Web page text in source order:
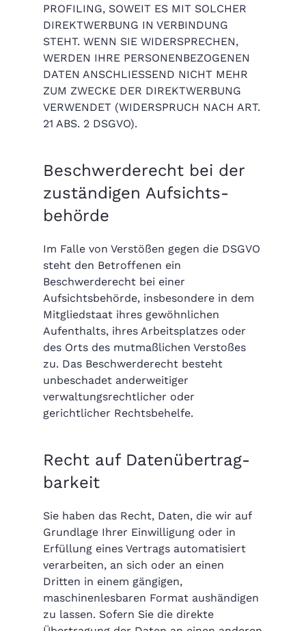
PROFILING, SOWEIT ES MIT SOLCHER
DIREKTWERBUNG IN VERBINDUNG
STEHT. WENN SIE WIDERSPRECHEN,
WERDEN IHRE PERSONENBEZOGENEN
DATEN ANSCHLIESSEND NICHT MEHR
ZUM ZWECKE DER DIREKTWERBUNG
VERWENDET (WIDERSPRUCH NACH ART.
21 ABS. 2 DSGVO).
Beschwerde­recht bei der
zuständigen Aufsichts­
behörde
Im Falle von Verstößen gegen die DSGVO
steht den Betroffenen ein
Beschwerderecht bei einer
Aufsichtsbehörde, insbesondere in dem
Mitgliedstaat ihres gewöhnlichen
Aufenthalts, ihres Arbeitsplatzes oder
des Orts des mutmaßlichen Verstoßes
zu. Das Beschwerderecht besteht
unbeschadet anderweitiger
verwaltungsrechtlicher oder
gerichtlicher Rechtsbehelfe.
Recht auf Daten­übertrag­
barkeit
Sie haben das Recht, Daten, die wir auf
Grundlage Ihrer Einwilligung oder in
Erfüllung eines Vertrags automatisiert
verarbeiten, an sich oder an einen
Dritten in einem gängigen,
maschinenlesbaren Format aushändigen
zu lassen. Sofern Sie die direkte